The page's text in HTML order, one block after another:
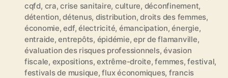
cqfd, cra,crise sanitaire, culture, déconfinement,
détention,détenus, distribution,droits des femmes,
économie,edf,électricité, émancipation,énergie,
entraide,entrepôts, épidémie,epr de flamanville,
évaluation des risques professionnels,évasion
fiscale, expositions,extrême-droite,femmes,festival,
festivals de musique,flux économiques, francis